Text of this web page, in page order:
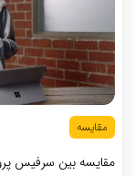
مقایسه